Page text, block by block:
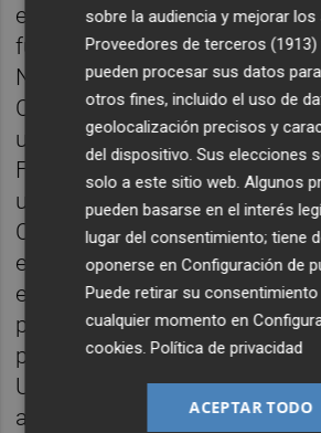
encima la cara de Rocío
fuera, y así veía si me
No éramos bien recibidos en
Cuando empecé era la época
un cuerpo represor de la
Fuerza Nueva, los
un grupo paramilitar de
Cuando cantabas tenías que
el público y otro en la puerta
entraba. Te podían pegar una
ponerte una bomba. La
para que estallara cuando no
Una vez volvimos al local y se
abajo. En el Napoleón hubo
sobre la audiencia y mejorar los
Proveedores de terceros (1913)
pueden procesar sus datos
otros fines, incluido el uso de
geolocalización precisos y
del dispositivo. Sus elecciones
solo a este sitio web. Algunos
pueden basarse en el interés
lugar del consentimiento; tiene
oponerse enConfiguración de
Puede retirar su consentimiento
cualquier momento en
cookies .Política de privacidad
ACEPTAR TODO